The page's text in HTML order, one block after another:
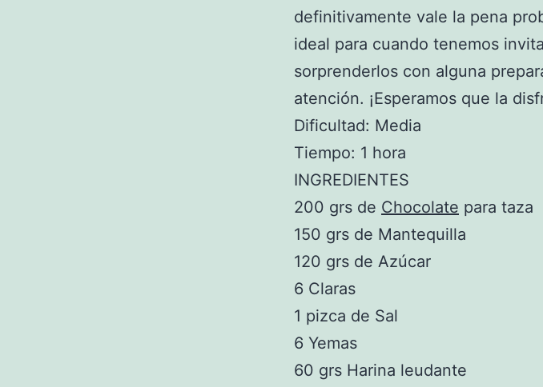
definitivamente vale la pena
ideal para cuando tenemos
sorprenderlos con alguna
atención. ¡Esperamos que la
Dificultad: Media
Tiempo: 1 hora
INGREDIENTES
200 grs de Chocolate para taza
150 grs de Mantequilla
120 grs de Azúcar
6 Claras
1 pizca de Sal
6 Yemas
60 grs Harina leudante